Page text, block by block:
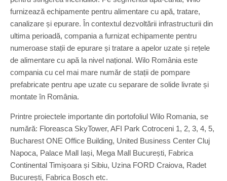
furnizează echipamente pentru alimentare cu apă, tratare,
canalizare și epurare. În contextul dezvoltării infrastructurii din
ultima perioadă, compania a furnizat echipamente pentru
numeroase stații de epurare și tratare a apelor uzate și rețele
de alimentare cu apă la nivel național. Wilo România este
compania cu cel mai mare număr de stații de pompare
prefabricate pentru ape uzate cu separare de solide livrate și
montate în România.
Printre proiectele importante din portofoliul Wilo Romania, se
numără: Floreasca SkyTower, AFI Park Cotroceni 1, 2, 3, 4, 5,
Bucharest ONE Office Building, United Business Center Cluj
Napoca, Palace Mall Iași, Mega Mall București, Fabrica
Continental Timișoara și Sibiu, Uzina FORD Craiova, Radet
București, Fabrica Bosch etc.